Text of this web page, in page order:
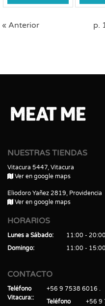
« Anterior p.
NUESTRAS TIENDAS
Vitacura 5447, Vitacura
Ver en google maps
Eliodoro Yañez 2819, Providencia
Ver en google maps
HORARIOS
Lunes a Sábado
11:00 - 20:00
Domingo
11:00 - 15:00
CONTACTO
Teléfono
Vitacura:
+56 9 7538 6016
Teléfono
+56 9